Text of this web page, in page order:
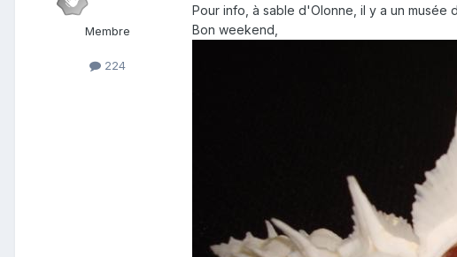
Membre
224
Pour info, à sable d'Olonne, il y a un musée
Bon weekend,